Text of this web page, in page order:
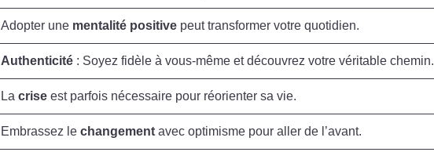
Adopter une mentalité positive peut transformer votre quotidien.
Authenticité : Soyez fidèle à vous-même et découvrez votre véritable chemin.
Lacrise est parfois nécessaire pour réorienter sa vie.
Embrassez lechangement avec optimisme pour aller de l’avant.